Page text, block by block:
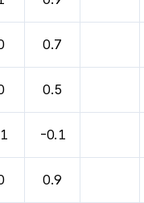
0.7
0.5
-0.1
0.9